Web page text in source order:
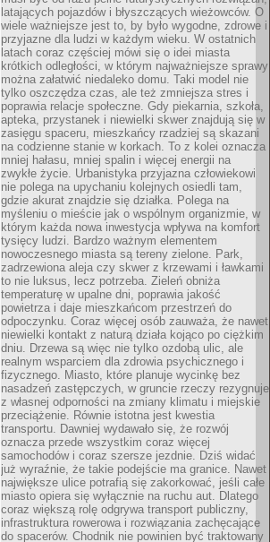
latających pojazdów i błyszczących wieżowców. O
wiele ważniejsze jest to, by było wygodne, zdrowe i
przyjazne dla ludzi w każdym wieku. W ostatnich
latach coraz częściej mówi się o idei miasta
krótkich odległości, w którym najważniejsze sprawy
można załatwić niedaleko domu. Taki model nie
tylko oszczędza czas, ale też zmniejsza stres i
poprawia relacje społeczne. Gdy piekarnia, szkoła,
apteka, przystanek i niewielki skwer znajdują się w
zasięgu spaceru, mieszkańcy rzadziej są skazani
na codzienne stanie w korkach. To z kolei oznacza
mniej hałasu, mniej spalin i więcej energii na
zwykłe życie. Urbanistyka przyjazna człowiekowi
nie polega na upychaniu kolejnych osiedli tam,
gdzie akurat znajdzie się działka. Polega na
myśleniu o mieście jak o wspólnym organizmie, w
którym każda nowa inwestycja wpływa na komfort
tysięcy ludzi. Bardzo ważnym elementem
nowoczesnego miasta są tereny zielone. Park,
zadrzewiona aleja czy skwer z krzewami i ławkami
to nie luksus, lecz potrzeba. Zieleń obniża
temperaturę w upalne dni, poprawia jakość
powietrza i daje mieszkańcom przestrzeń do
odpoczynku. Coraz więcej osób zauważa, że nawet
niewielki kontakt z naturą działa kojąco po ciężkim
dniu. Drzewa są więc nie tylko ozdobą ulic, ale
realnym wsparciem dla zdrowia psychicznego i
fizycznego. Miasto, które planuje wycinkę bez
nasadzeń zastępczych, w gruncie rzeczy rezygnuje
z własnej odporności na zmiany klimatu i miejskie
przeciążenie. Równie istotna jest kwestia
transportu. Dawniej wydawało się, że rozwój
oznacza przede wszystkim coraz więcej
samochodów i coraz szersze jezdnie. Dziś widać
już wyraźnie, że takie podejście ma granice. Nawet
największe ulice potrafią się zakorkować, jeśli całe
miasto opiera się wyłącznie na ruchu aut. Dlatego
coraz większą rolę odgrywa transport publiczny,
infrastruktura rowerowa i rozwiązania zachęcające
do spacerów. Chodnik nie powinien być traktowany